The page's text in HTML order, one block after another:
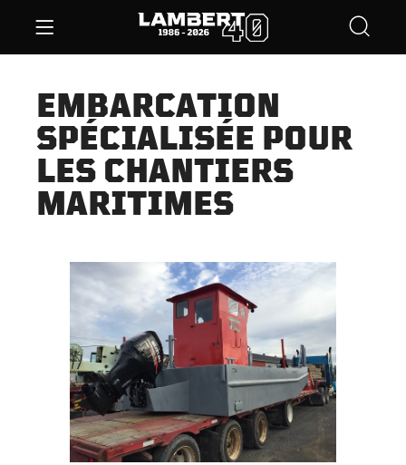
EMBARCATION
SPÉCIALISÉE POUR
LES CHANTIERS
MARITIMES